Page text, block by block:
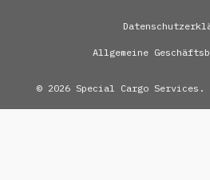
Allgemeine
© 2026 Special Cargo